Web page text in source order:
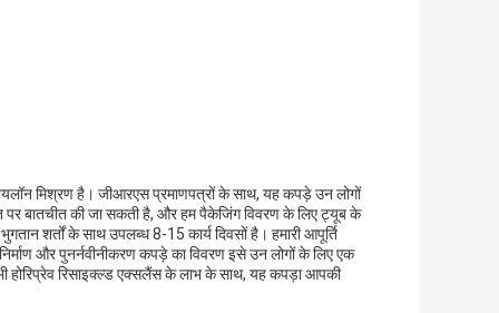
मिश्रण है। जीआरएस प्रमाणपत्रों के साथ, यह कपड़े उन लोगों
बातचीत की जा सकती है, और हम पैकेजिंग विवरण के लिए ट्यूब के
शर्तों के साथ उपलब्ध 8-15 कार्य दिवसों है। हमारी आपूर्ति
और पुनर्नवीनीकरण कपड़े का विवरण इसे उन लोगों के लिए एक
होरिप्रेव रिसाइक्ल्ड एक्सलैंस के लाभ के साथ, यह कपड़ा आपकी